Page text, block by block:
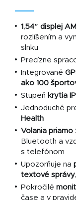
1,54″ displej
rozlíšením a
slnku
Precízne
Integrované
ako 100
Stupeň krytia
Jednoduché
Health
Volania priamo
Bluetooth a
s telefónom
Upozorňuje na
textové správy
Pokročilé
čase a v